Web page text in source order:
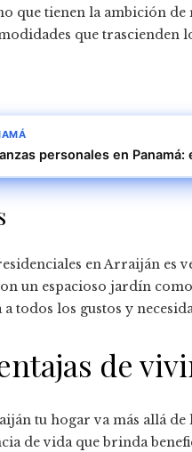
que tienen la ambición
que trascienden
personales en
en Arraiján es
un espacioso jardín
todos los gustos y
de
tu hogar va más allá
de vida que brinda